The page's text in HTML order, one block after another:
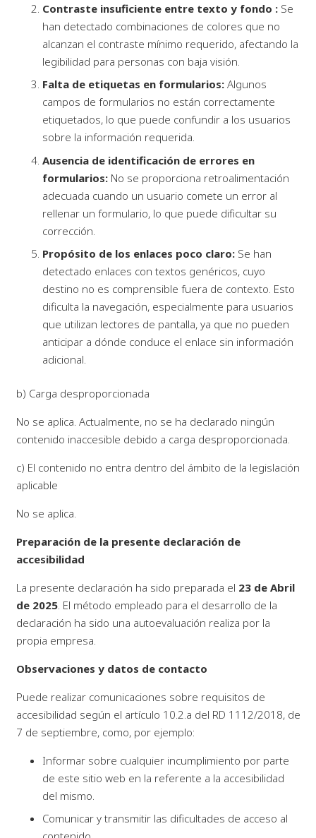
Contraste insuficiente entre texto y fondo : Se
han detectado combinaciones de colores que no
alcanzan el contraste mínimo requerido, afectando la
legibilidad para personas con baja visión.
Falta de etiquetas en formularios: Algunos
campos de formularios no están correctamente
etiquetados, lo que puede confundir a los usuarios
sobre la información requerida.
Ausencia de identificación de errores en
formularios: No se proporciona retroalimentación
adecuada cuando un usuario comete un error al
rellenar un formulario, lo que puede dificultar su
corrección.
Propósito de los enlaces poco claro: Se han
detectado enlaces con textos genéricos, cuyo
destino no es comprensible fuera de contexto. Esto
dificulta la navegación, especialmente para usuarios
que utilizan lectores de pantalla, ya que no pueden
anticipar a dónde conduce el enlace sin información
adicional.
b) Carga desproporcionada
No se aplica. Actualmente, no se ha declarado ningún
contenido inaccesible debido a carga desproporcionada.
c) El contenido no entra dentro del ámbito de la legislación
aplicable
No se aplica.
Preparación de la presente declaración de
accesibilidad
La presente declaración ha sido preparada el 23 de Abril
de 2025. El método empleado para el desarrollo de la
declaración ha sido una autoevaluación realiza por la
propia empresa.
Observaciones y datos de contacto
Puede realizar comunicaciones sobre requisitos de
accesibilidad según el artículo 10.2.a del RD 1112/2018, de
7 de septiembre, como, por ejemplo:
Informar sobre cualquier incumplimiento por parte
de este sitio web en la referente a la accesibilidad
del mismo.
Comunicar y transmitir las dificultades de acceso al